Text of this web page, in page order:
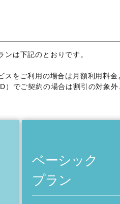
は下記のとおりです。
スをご利用の場合は月額利用料
でご契約の場合は割引の対象
ベーシック
プラン